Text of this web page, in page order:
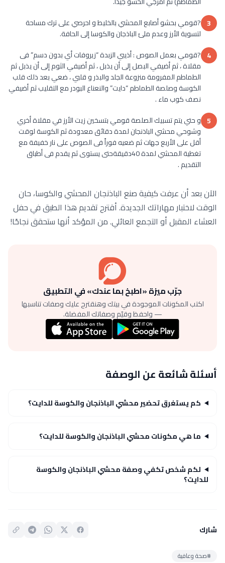
3 ?قومي بحشو أصابع المحشي بالخليط و احرصي على ترك مساحة
لتسوية الأرز وعدم ملئ الباذجان والكوسا إلى الحافة.
4 ?قومي بعمل الصوص : أذيبي الزبدة “زيروفات أي بدون دسم” فى
مقلاة ، ثم أضيفي البصل إلى أن يذبل ، ثم أضيفي الثوم إلى أن يذبل ثم
الطماطم المفرومة منزوعة الجلد والبذر و قلبي ، ضعي بعد ذلك قلب
الكوسة وصلصة الطماطم “دايت” والنعناع البودر مع التقليب ثم أضيفي
نصف كوب ماء .
5 و حتي يتم تسبيك الصلصة قومي بتسخين زيت الأرز في مقلاة أخري
وشوحي محشي الباذنجان لمدة دقائق معدودة ثم الكوسة لوقت
أقل على الأربع جهات ثم ضعيه فوراً فى الصوص على نار خفيفة مع
تغطية المحشي لمدة 40دقيقةحتى يستوى ثم يقدم فى أطباق
التقديم .
الآن بعد أن عرفت كيفية صنع الباذنجان المحشي والكوسا، حان
الوقت لاختبار مهاراتك الجديدة. أقترح تقديم هذا الطبق في حفل
العشاء المقبل أو التجمع العائلي. من المؤكد أنها ستحقق نجاحًا!
جرّب ميزة «اطبخ بما عندك» في التطبيق
اكتب المكونات الموجودة في بيتك وهنقترح عليك وصفات تناسبها
— واحفظ وقيّم وصفاتك المفضلة.
أسئلة شائعة عن الوصفة
كم يستغرق تحضير محشي الباذنجان والكوسة للدايت؟
ما هي مكونات محشي الباذنجان والكوسة للدايت؟
لكم شخص تكفي وصفة محشي الباذنجان والكوسة
للدايت؟
شارك
#صحة وعافية